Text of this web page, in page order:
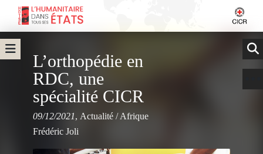
L’orthopédie en
RDC, une
spécialité CICR
09/12/2021, Actualité /Afrique
Frédéric Joli